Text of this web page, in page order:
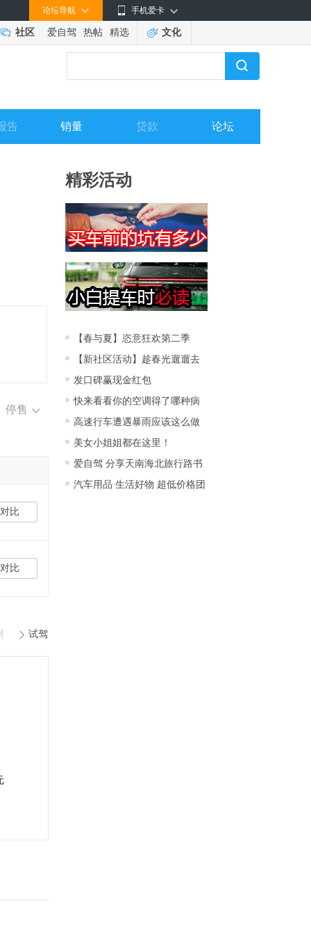
手机爱卡
论坛导航
社区 爱自驾 热帖 精选 文化
告 销量 贷款 论坛
停售
对比
对比
试驾
精彩活动
【春与夏】恣意狂欢第二季
【新社区活动】趁春光遛遛去
发口碑赢现金红包
快来看看你的空调得了哪种病
高速行车遭遇暴雨应该这么做
美女小姐姐都在这里！
爱自驾 分享天南海北旅行路书
汽车用品 生活好物 超低价格团